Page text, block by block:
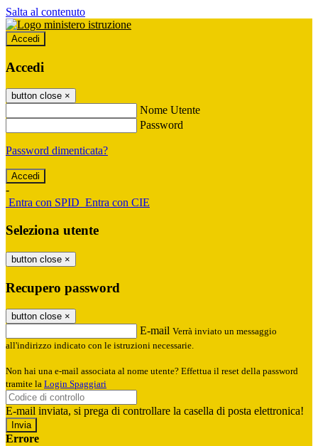
Salta al contenuto
Accedi
Accedi
button close ×
Nome Utente
Password
Password dimenticata?
-
Entra con SPID Entra con CIE
Seleziona utente
button close ×
Recupero password
button close ×
E-mail Verrà inviato un messaggio
all'indirizzo indicato con le istruzioni necessarie.
Non hai una e-mail associata al nome utente? Effettua il reset della password
tramite la Login Spaggiari
E-mail inviata, si prega di controllare la casella di posta elettronica!
Errore